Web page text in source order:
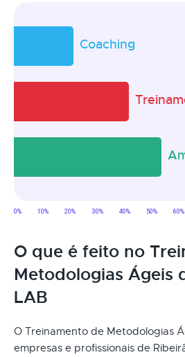
O que é feito no
Metodologias Ágeis
LAB
O Treinamento de Metodologias
empresas e profissionais de